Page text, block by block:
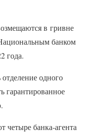
в гривне
банком
года.
одного
гарантированное
четыре банка-агента